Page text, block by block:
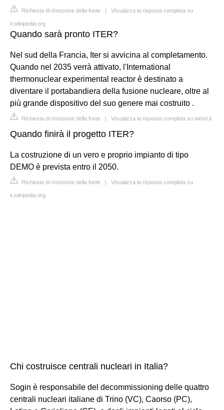
Richiesta di rimozione della fonte | Visualizza la risposta completa su
it.wikipedia.org
Quando sarà pronto ITER?
Nel sud della Francia, Iter si avvicina al completamento.
Quando nel 2035 verrà attivato, l'International
thermonuclear experimental reactor è destinato a
diventare il portabandiera della fusione nucleare, oltre al
più grande dispositivo del suo genere mai costruito .
Richiesta di rimozione della fonte | Visualizza la risposta completa su wired.it
Quando finirà il progetto ITER?
La costruzione di un vero e proprio impianto di tipo
DEMO è prevista entro il 2050.
Richiesta di rimozione della fonte | Visualizza la risposta completa su
it.wikipedia.org
Chi costruisce centrali nucleari in Italia?
Sogin è responsabile del decommissioning delle quattro
centrali nucleari italiane di Trino (VC), Caorso (PC),